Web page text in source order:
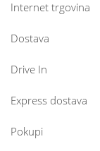
Internet trgovina
Dostava
Drive In
Express dostava
Pokupi